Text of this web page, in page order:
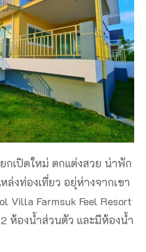
เปิดใหม่ ตกแต่งสวย น่าพัก
ล่งท่องเที่ยว อยุ่ห่างจากเขา
Villa Farmsuk Feel Resort
ห้องน้ำส่วนตัว และมีห้องน้ำ